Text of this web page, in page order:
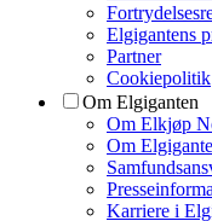
Elgigantens
Partner
Cookiepolitik
Om Elgiganten
Om Elkjøp
Om
Karriere i